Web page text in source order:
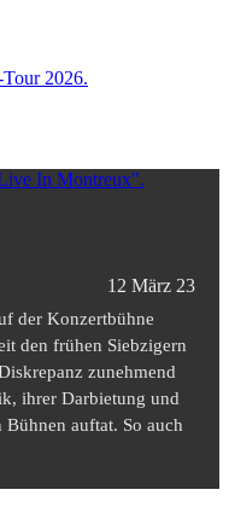
12 März 23
der Konzertbühne
den frühen Siebzigern
zunehmend
ihrer Darbietung und
auftat. So auch